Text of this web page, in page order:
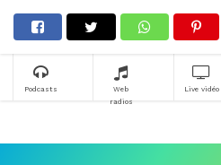
Podcasts
Web
radios
Live vidéo